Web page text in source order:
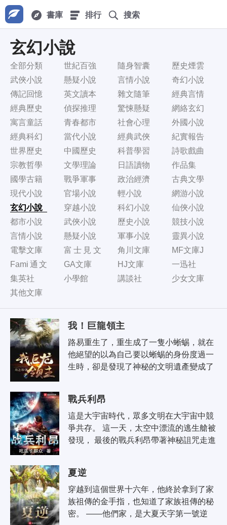
書庫 排行 搜索
玄幻小說
全部分類 世紀百強 隨身智囊
歷史煙雲
武俠小說
懸疑小說 言情小說
奇幻小說
傳記回憶
英文讀本 雜文隨筆
經典言情
經典歷史
偵探推理 驚悚懸疑
網絡玄幻
寓言童話
青春都市 社會心理
外國小說
經典科幻
當代小說 經典武俠
紀實報告
世界歷史
中國歷史 科普學習
詩歌戲曲
宗教哲學
文學理論 日語讀物
作品集
國學古籍
戰爭軍事 政治經濟
古典文學
現代小說
官場小說 輕小說
網游小說
玄幻小說
穿越小說 科幻小說
仙俠小說
都市小說
武俠小說 歷史小說
競技小說
言情小說
懸疑小說 軍事小說
靈異小說
電擊文庫
富士見文
庫
角川文庫
MF文庫J
Fami通文
庫
GA文庫 HJ文庫
一迅社
集英社
小學館 講談社
少女文庫
其他文庫
我！巨龍領主
路易重生了，重生成了一隻小蜥蜴，就在
他絕望的以為自己要以蜥蜴的身份度過一
生時，卻是發現了神秘的文明遺產變成了
戰兵利昂
這是大宇宙時代，眾多文明在大宇宙中競
爭共存。 這一天，太空中漂流的逃生艙被
發現， 最後的戰兵利昂帶著神秘詛咒走進
夏逆
穿越到這個世界十六年，他終於拿到了家
族祖傳的金手指，也知道了家族祖傳的秘
密。 ——他們家，是大夏天字第一號逆